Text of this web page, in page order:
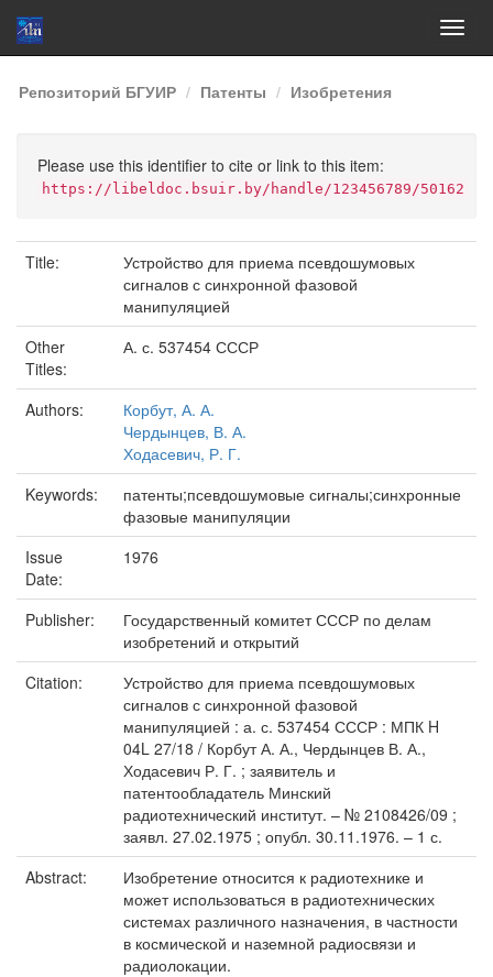
Skip
navigation
Репозиторий БГУИР Патенты Изобретения
Please use this identifier to cite or link to this item:
https://libeldoc.bsuir.by/handle/123456789/50162
Title:
Устройство для приема псевдошумовых
сигналов с синхронной фазовой
манипуляцией
Other
Titles:
А. с. 537454 СССР
Authors:
Корбут, А. А.
Чердынцев, В. А.
Ходасевич, Р. Г.
Keywords:
патенты;псевдошумовые сигналы;синхронные
фазовые манипуляции
Issue
Date:
1976
Publisher:
Государственный комитет СССР по делам
изобретений и открытий
Citation:
Устройство для приема псевдошумовых
сигналов с синхронной фазовой
манипуляцией : а. с. 537454 СССР : МПК H
04L 27/18 / Корбут А. А., Чердынцев В. А.,
Ходасевич Р. Г. ; заявитель и
патентообладатель Минский
радиотехнический институт. – № 2108426/09 ;
заявл. 27.02.1975 ; опубл. 30.11.1976. – 1 с.
Abstract:
Изобретение относится к радиотехнике и
может использоваться в радиотехнических
системах различного назначения, в частности
в космической и наземной радиосвязи и
радиолокации.